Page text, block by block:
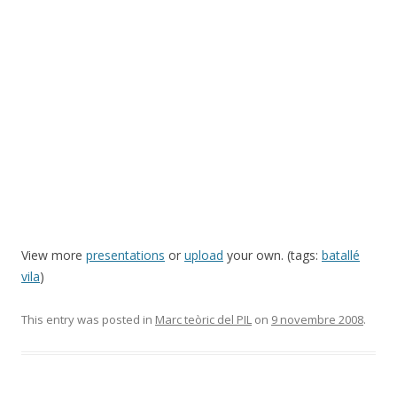
View more presentations or upload your own. (tags: batallé
vila)
This entry was posted in Marc teòric del PIL on 9 novembre 2008.